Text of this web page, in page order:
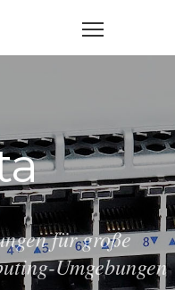
für große
Umgebungen